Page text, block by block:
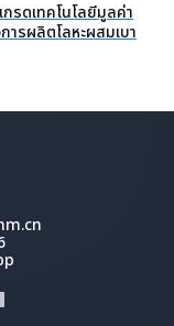
รดเทคโนโลยีมูลค่า
ารผลิตโลหะผสมเบา